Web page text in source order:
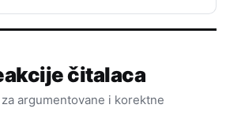
čitalaca
argumentovane i korektne